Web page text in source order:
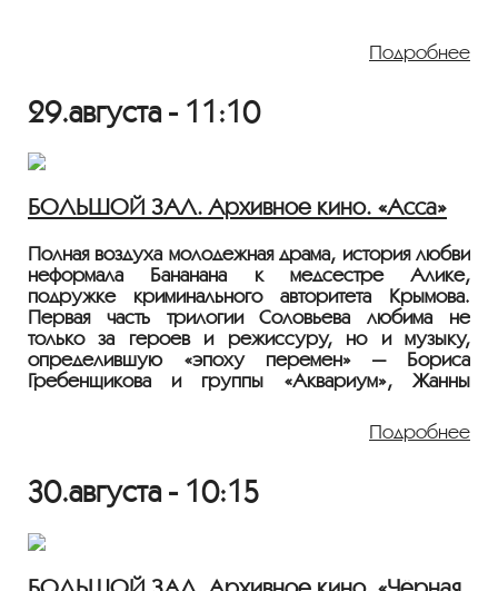
Казахстана подросток Иван Найденов по прозвищу
Седой, страстный любитель голубей, ловит редкую
устраивают на нее настоящую охоту. Экранизация
повести Бориса Ряховского «Отрочество
архитектора Найденова», которую Соловьев
снимал на студии «Казахфильм» (правда, отказавший
ему изначально «Мосфильм» тоже подключился к
работе).
Показ пройдёт с плёнки 35 мм из коллекции
Госфильмофонда России.
Лента представлена в рамках программы
«ПЕРСОНА. Сергей Соловьев».
Подробнее
29.августа - 11:10
БОЛЬШОЙ ЗАЛ. Архивное кино. «Асса»
Полная воздуха молодежная драма, история любви
неформала Бананана к медсестре Алике,
подружке криминального авторитета Крымова.
Первая часть трилогии Соловьева любима не
только за героев и режиссуру, но и музыку,
определившую «эпоху перемен» — Бориса
Гребенщикова и группы «Аквариум», Жанны
«Кино», требующей в финале фильма перемен.
Режиссер: Сергей Соловьев
В ролях: Сергей Бугаев, Татьяна Друбич, Станислав
Баширов, Виктор Цой
Подробнее
30.августа - 10:15